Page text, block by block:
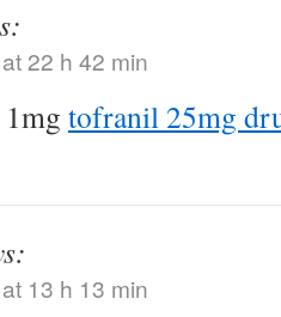
22 h 42 min
tofranil 25mg
13 h 13 min